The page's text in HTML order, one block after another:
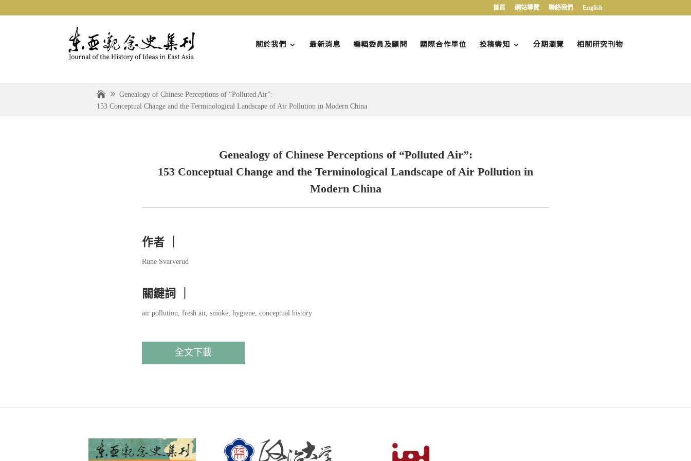
首頁 網站導覽 聯絡我們 English
關於我們 最新消息 編輯委員及顧問 國際合作單位 投稿需知 分期瀏覽 相關研究刊物
Genealogy of Chinese Perceptions of “Polluted Air”:
153 Conceptual Change and the Terminological Landscape of Air Pollution in Modern China
Genealogy of Chinese Perceptions of “Polluted Air”:
153 Conceptual Change and the Terminological Landscape of Air Pollution in
Modern China
作者 ｜
Rune Svarverud
關鍵詞 ｜
air pollution, fresh air, smoke, hygiene, conceptual history
全文下載